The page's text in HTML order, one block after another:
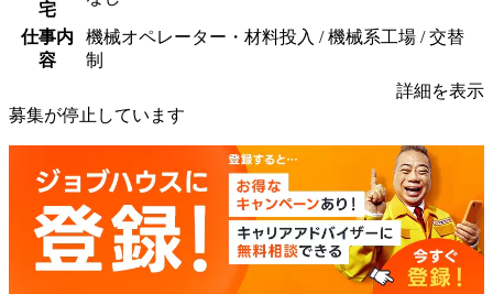
宅
仕事内
容
機械オペレーター・材料投入 / 機械系工場 / 交替
制
詳細を表示
募集が停止しています